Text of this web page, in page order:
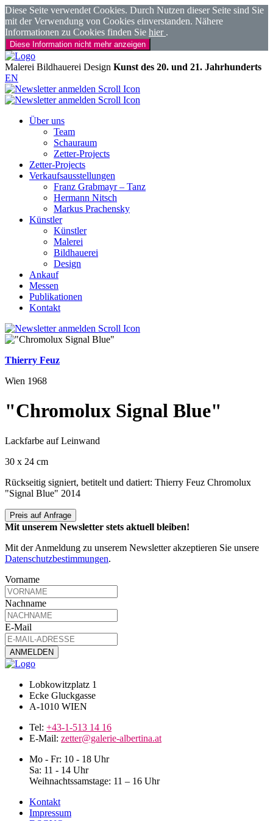
Diese Seite verwendet Cookies. Durch Nutzen dieser Seite sind Sie
mit der Verwendung von Cookies einverstanden. Nähere
Informationen zu Cookies finden Sie hier .
Diese Information nicht mehr anzeigen
Malerei Bildhauerei Design Kunst des 20. und 21. Jahrhunderts
EN
Über uns
Team
Schauraum
Zetter-Projects
Zetter-Projects
Verkaufsausstellungen
Franz Grabmayr – Tanz
Hermann Nitsch
Markus Prachensky
Künstler
Künstler
Malerei
Bildhauerei
Design
Ankauf
Messen
Publikationen
Kontakt
Thierry Feuz
Wien 1968
"Chromolux Signal Blue"
Lackfarbe auf Leinwand
30 x 24 cm
Rückseitig signiert, betitelt und datiert: Thierry Feuz Chromolux
"Signal Blue" 2014
Preis auf Anfrage
Mit unserem Newsletter stets aktuell bleiben!
Mit der Anmeldung zu unserem Newsletter akzeptieren Sie unsere
Datenschutzbestimmungen.
Vorname
Nachname
E-Mail
Lobkowitzplatz 1
Ecke Gluckgasse
A-1010 WIEN
Tel: +43-1-513 14 16
E-Mail: zetter@galerie-albertina.at
Mo - Fr: 10 - 18 Uhr
Sa: 11 - 14 Uhr
Weihnachtssamstage: 11 – 16 Uhr
Kontakt
Impressum